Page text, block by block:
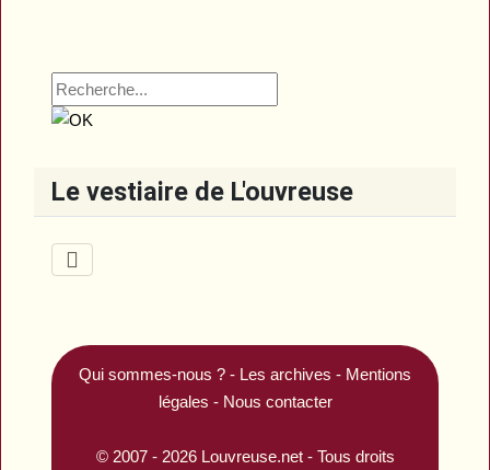
Le vestiaire de L'ouvreuse
Qui sommes-nous ? - Les archives - Mentions
légales - Nous contacter
© 2007 - 2026 Louvreuse.net- Tous droits